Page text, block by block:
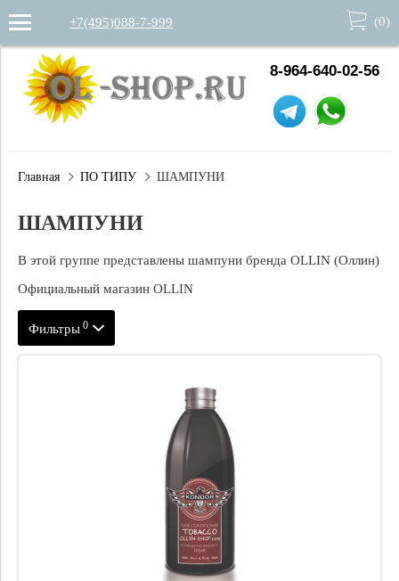
+7(495)088-7-999 (0)
8-964-640-02-56
Главная ПО ТИПУ ШАМПУНИ
ШАМПУНИ
В этой группе представлены шампуни бренда OLLIN (Оллин)
Официальный магазин OLLIN
Фильтры 0